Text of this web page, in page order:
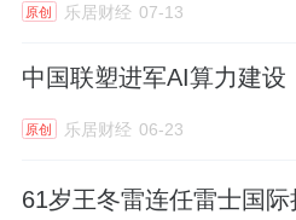
原创 乐居财经 07-13
中国联塑进军AI算力建设
原创 乐居财经 06-23
61岁王冬雷连任雷士国际